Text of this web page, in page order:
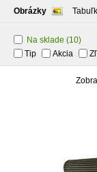
Obrázky
Na sklade (10)
Tip
Akcia